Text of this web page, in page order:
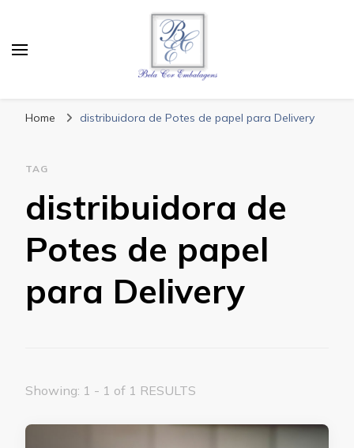
Home distribuidora de Potes de papel para Delivery
TAG
distribuidora de
Potes de papel
para Delivery
Showing: 1 - 1 of 1 RESULTS